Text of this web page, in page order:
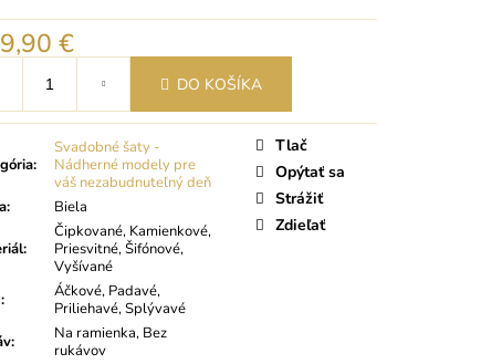
€
DO KOŠÍKA
:
Svadobné šaty -
Nádherné modely pre
váš nezabudnuteľný deň
: Biela
:
Čipkované, Kamienkové,
Priesvitné, Šifónové,
Vyšívané
:
Áčkové, Padavé,
Priliehavé, Splývavé
:
Na ramienka, Bez
rukávov
Tlač
Opýtať sa
Strážiť
Zdieľať